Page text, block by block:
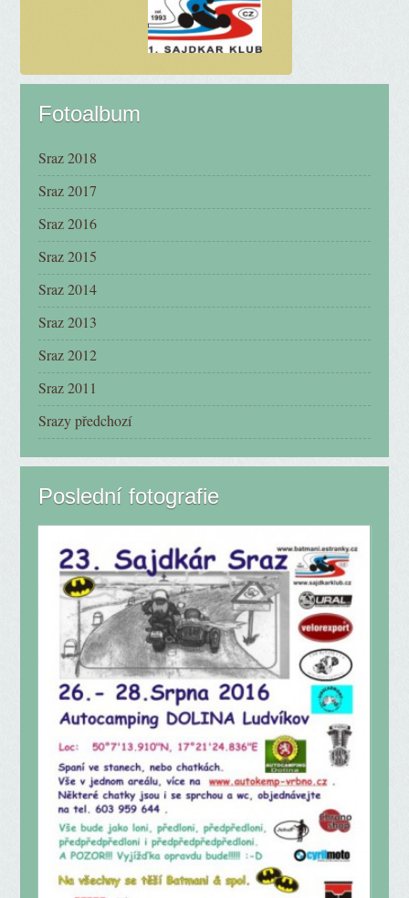
Fotoalbum
Sraz 2018
Sraz 2017
Sraz 2016
Sraz 2015
Sraz 2014
Sraz 2013
Sraz 2012
Sraz 2011
Srazy předchozí
Poslední fotografie